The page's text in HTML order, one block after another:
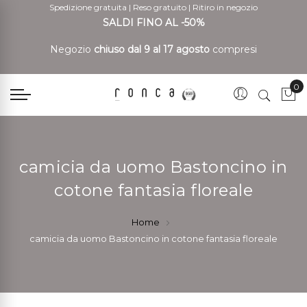
Spedizione gratuita | Reso gratuito | Ritiro in negozio
SALDI FINO AL -50%
Negozio chiuso dal 9 al 17 agosto compresi
0
camicia da uomo Bastoncino in
cotone fantasia floreale
Home
camicia da uomo Bastoncino in cotone fantasia floreale